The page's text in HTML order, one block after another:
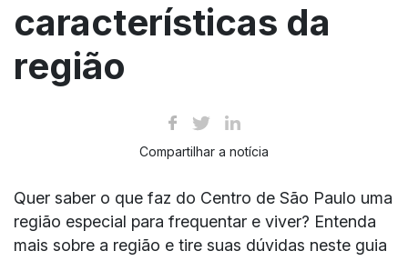
características da
região
Compartilhar a notícia
Quer saber o que faz do Centro de São Paulo uma
região especial para frequentar e viver? Entenda
mais sobre a região e tire suas dúvidas neste guia